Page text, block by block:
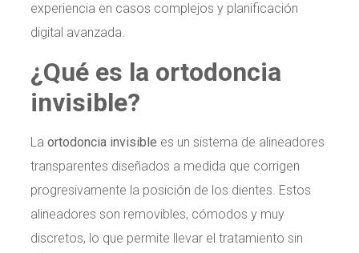
experiencia en casos complejos y planificación
digital avanzada.
¿Qué es la ortodoncia
invisible?
La ortodoncia invisible es un sistema de alineadores
transparentes diseñados a medida que corrigen
progresivamente la posición de los dientes. Estos
alineadores son removibles, cómodos y muy
discretos, lo que permite llevar el tratamiento sin